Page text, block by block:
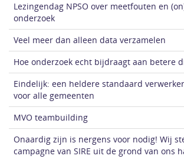
Lezingendag NPSO over meetfouten en
onderzoek
Veel meer dan alleen data verzamelen
Hoe onderzoek echt bijdraagt aan betere
Eindelijk: een heldere standaard
voor alle gemeenten
MVO teambuilding
Onaardig zijn is nergens voor nodig! Wij
campagne van SIRE uit de grond van ons